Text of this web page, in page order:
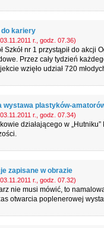
do kariery
r., godz. 07.36)
Szkół nr 1 przystąpił do
Przez cały tydzień
wzięło udział 720
wystawa plastyków-
r., godz. 07.34)
działającego w
zapisane w obrazie
r., godz. 07.32)
nie musi mówić, to
otwarcia poplenerowej